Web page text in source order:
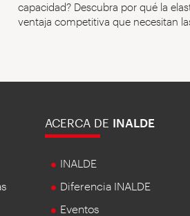
capacidad? Descubra por qué la
ventaja competitiva que necesitan
ACERCA DE INALDE
INALDE
Diferencia INALDE
Eventos